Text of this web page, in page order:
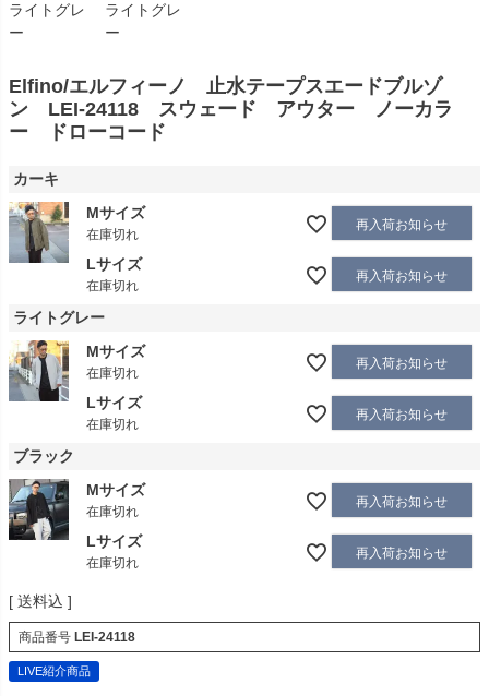
ライトグレ
ー
ライトグレ
ー
Elfino/エルフィーノ 止水テープスエードブルゾ
ン LEI-24118 スウェード アウター ノーカラ
ー ドローコード
カーキ
Mサイズ
在庫切れ
再入荷お知らせ
Lサイズ
在庫切れ
再入荷お知らせ
ライトグレー
Mサイズ
在庫切れ
再入荷お知らせ
Lサイズ
在庫切れ
再入荷お知らせ
ブラック
Mサイズ
在庫切れ
再入荷お知らせ
Lサイズ
在庫切れ
再入荷お知らせ
送料込
商品番号 LEI-24118
LIVE紹介商品